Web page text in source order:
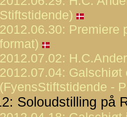
Stiftstidende)
2012.06.30: Premiere
format)
2012.07.02:
2012.07.04:
(FyensStiftstidende -
Soloudstilling på